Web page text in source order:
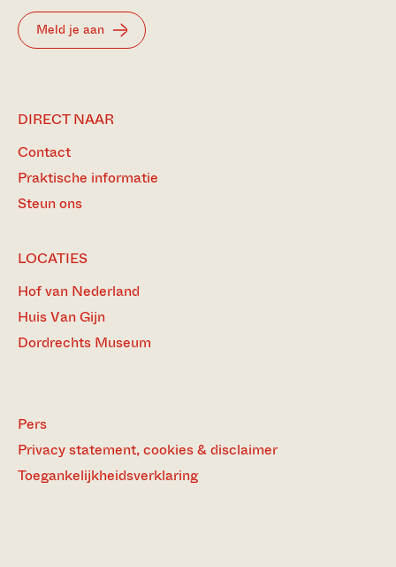
Meld je aan
DIRECT NAAR
Contact
Praktische informatie
Steun ons
LOCATIES
Hof van Nederland
Huis Van Gijn
Dordrechts Museum
Pers
Privacy statement, cookies & disclaimer
Toegankelijkheidsverklaring